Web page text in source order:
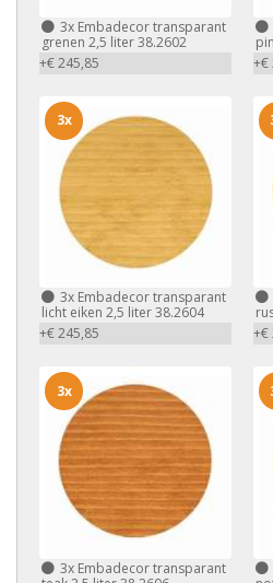
3x Embadecor transparant
grenen 2,5 liter 38.2602
+€ 245,85
+€
3x Embadecor transparant
licht eiken 2,5 liter 38.2604
+€ 245,85
3x
+€
3x Embadecor transparant
3x